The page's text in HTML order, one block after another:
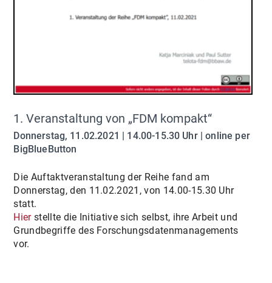
1. Veranstaltung von „FDM kompakt“
Donnerstag, 11.02.2021 | 14.00-15.30 Uhr | online per
BigBlueButton
Die Auftaktveranstaltung der Reihe fand am
Donnerstag, den 11.02.2021, von 14.00-15.30 Uhr
statt.
Hierstellte die Initiative sich selbst, ihre Arbeit und
Grundbegriffe des Forschungsdatenmanagements
vor.